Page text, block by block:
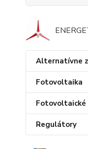
Alternatívne
Fotovoltaika
Fotovoltaické
Regulátory